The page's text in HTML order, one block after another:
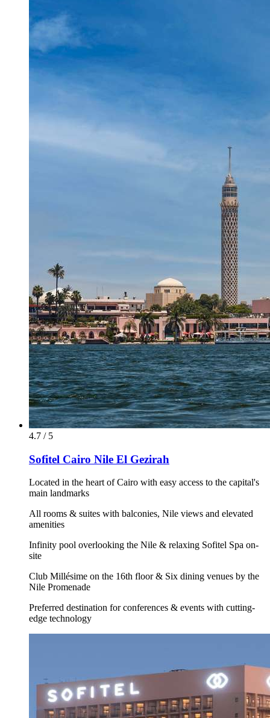
4.7 / 5
Sofitel Cairo Nile El Gezirah
Located in the heart of Cairo with easy access to the capital's
main landmarks
All rooms & suites with balconies, Nile views and elevated
amenities
Infinity pool overlooking the Nile & relaxing Sofitel Spa on-
site
Club Millésime on the 16th floor & Six dining venues by the
Nile Promenade
Preferred destination for conferences & events with cutting-
edge technology